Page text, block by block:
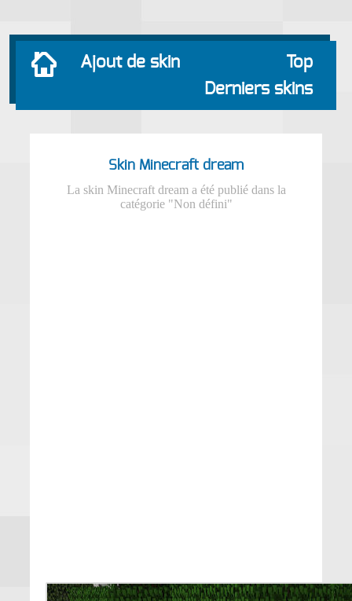
Ajout de skin
Top
Derniers skins
Skin Minecraft dream
La skin Minecraft dream a été publié dans la
catégorie "Non défini"